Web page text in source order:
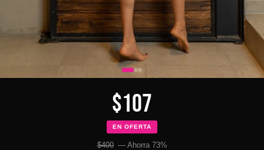
$107
EN OFERTA
$400 — Ahorra 73%